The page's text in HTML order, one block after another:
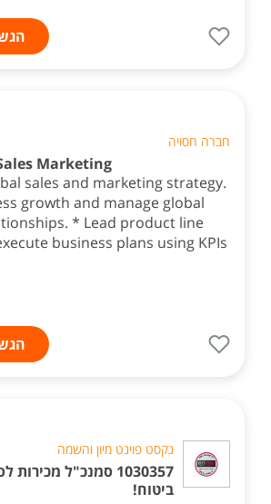
חברה חסויה
Marketing
sales and marketing strategy.
growth and manage global
* Lead product line
business plans using KPIs
נקסט פוינט מיון והשמה
1030357 סמנכ"ל מכירות
ביטוח!